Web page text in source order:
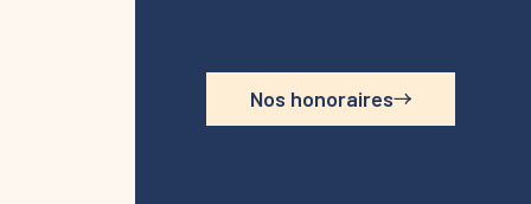
Nos honoraires